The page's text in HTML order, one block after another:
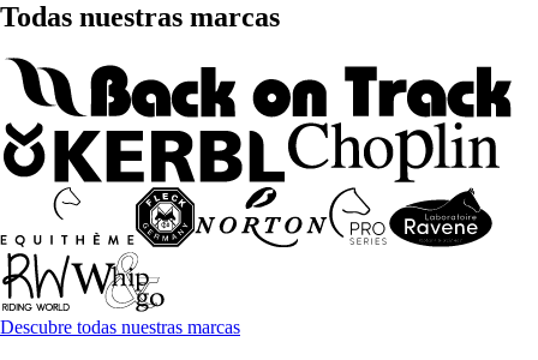
Todas nuestras marcas
Descubre todas nuestras marcas